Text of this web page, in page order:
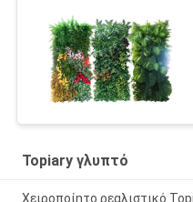
Topiary γλυπτό
Χειροποίητο ρεαλιστικό